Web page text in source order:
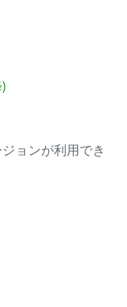
ョンが利用でき